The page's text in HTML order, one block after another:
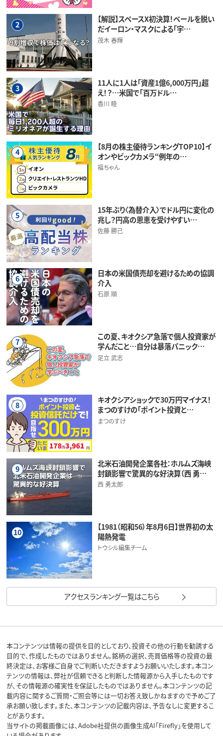
2
【解説】スペースX初決算！ベールを脱い
だイーロン・マスクによる「宇…
茂木 春輝
3
11人に1人は「資産1億6,000万円」超
え！？…米国で「百万ドル…
香川 睦
4
【8月の株主優待ランキングTOP10】イ
オンやビックカメラ“例年の…
福ちゃん
5
15年ぶり〈為替介入〉でドル円に変化の
兆し？円高の恩恵を受けやすい…
佐藤 勝己
6
日本の米国債売却を避けるための協調
介入
石原 順
7
この夏、キオクシア急落で個人投資家が
学んだこと…自分は暴落パニック…
足立 武志
8
キオクシアショックで30万円マイナス！
まつのすけの「ポイント投資と…
まつのすけ
9
北米石油開発企業各社：ホルムズ海峡
封鎖影響で驚異的な好決算（西 勇…
西 勇太郎
10
【1981（昭和56）年8月6日】世界初の太
陽熱発電
トウシル編集チーム
アクセスランキング一覧はこちら
本コンテンツは情報の提供を目的としており、投資その他の行動を勧誘する
目的で、作成したものではありません。銘柄の選択、売買価格等の投資の最
終決定は、お客様ご自身でご判断いただきますようお願いいたします。本コン
テンツの情報は、弊社が信頼できると判断した情報源から入手したものです
が、その情報源の確実性を保証したものではありません。本コンテンツの記
載内容に関するご質問・ご照会等には一切お答え致しかねますので予めご了
承お願い致します。また、本コンテンツの記載内容は、予告なしに変更するこ
とがあります。
当サイトの掲載画像には、Adobe社提供の画像生成AI「Firefly」を使用して